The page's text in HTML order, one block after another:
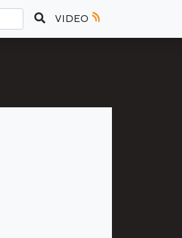
VIDEO